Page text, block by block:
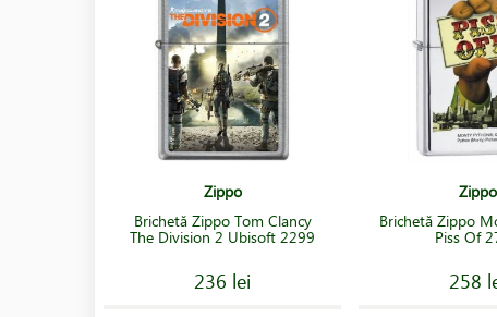
Zippo
Brichetă Zippo Tom Clancy
The Division 2 Ubisoft 2299
236 lei
Zippo
Brichetă Zippo
Piss Of
258